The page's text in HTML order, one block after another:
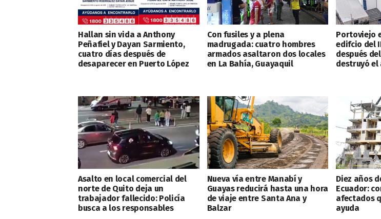
Hallan sin vida a Anthony
Peñafiel y Dayan Sarmiento,
cuatro días después de
desaparecer en Puerto López
Con fusiles y a plena
madrugada: cuatro hombres
armados asaltaron dos locales
en La Bahía, Guayaquil
Portoviejo
edifcio del
después
destruyó
Asalto en local comercial del
norte de Quito deja un
trabajador fallecido: Policía
busca a los responsables
Nueva vía entre Manabí y
Guayas reducirá hasta una hora
de viaje entre Santa Ana y
Balzar
Diez años
Ecuador:
afectados
ayuda